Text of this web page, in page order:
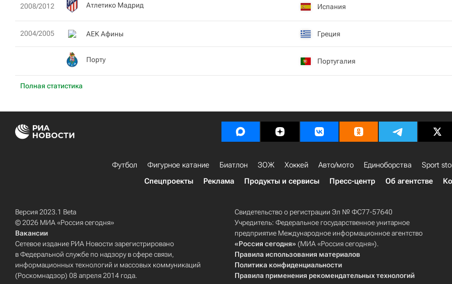
Полная статистика
2008/2012 Атлетико Мадрид Испания
2004/2005 АЕК Афины Греция
Порту Португалия
Футбол Фигурное катание Биатлон ЗОЖ Хоккей Авто/мото Единоборства Sport
Спецпроекты
Реклама Продукты и сервисы Пресс-центр Об агентстве
Версия 2023.1 Beta
© 2026 МИА «Россия сегодня»
Вакансии
Сетевое издание РИА Новости зарегистрировано
в Федеральной службе по надзору в сфере связи,
информационных технологий и массовых коммуникаций
(Роскомнадзор) 08 апреля 2014 года.
Свидетельство о регистрации Эл № ФС77-57640
Учредитель: Федеральное государственное унитарное
предприятие Международное информационное агентство
«Россия сегодня» (МИА «Россия сегодня»).
Правила использования материалов
Политика конфиденциальности
Правила применения рекомендательных технологий